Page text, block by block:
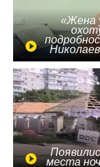
«Жена
места